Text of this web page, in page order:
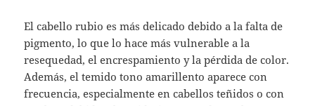
El cabello rubio es más delicado debido a la falta de
pigmento, lo que lo hace más vulnerable a la
resequedad, el encrespamiento y la pérdida de color.
Además, el temido tono amarillento aparece con
frecuencia, especialmente en cabellos teñidos o con